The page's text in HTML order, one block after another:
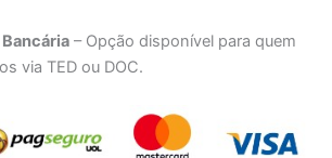
– Opção disponível para quem
via TED ou DOC.